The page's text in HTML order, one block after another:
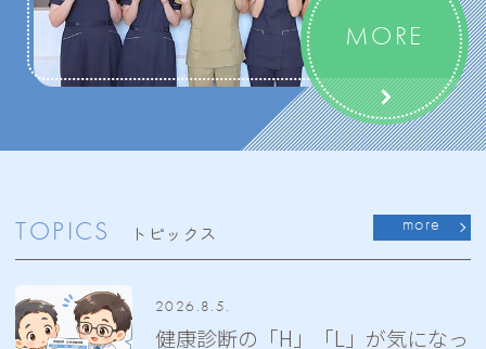
MORE
TOPICS トピックス more
2026.8.5.